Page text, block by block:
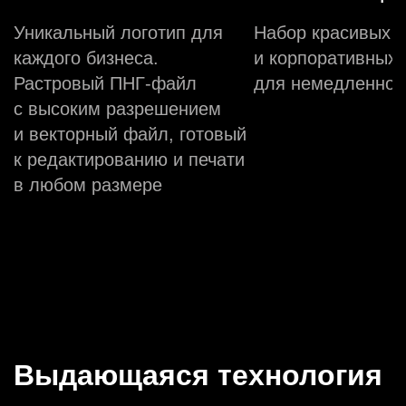
Уникальный логотип для
каждого бизнеса.
Растровый ПНГ-файл
с высоким разрешением
и векторный файл, готовый
к редактированию и печати
в любом размере
Набор красивых
и корпоративных
для немедленной
Выдающаяся технология